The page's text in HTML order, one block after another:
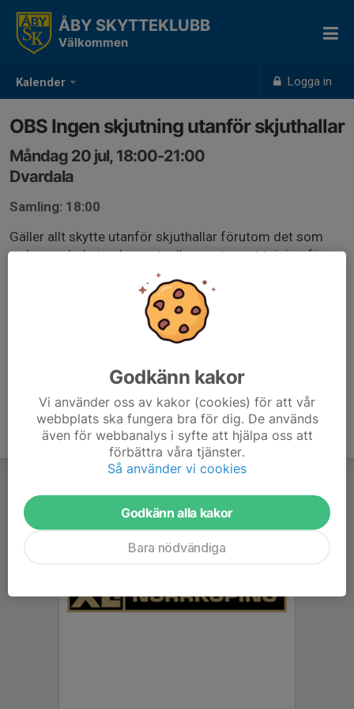
Kalender Logga in
ÅBY SKYTTEKLUBB
Välkommen
OBS Ingen skjutning utanför skjuthallar
Måndag 20 jul, 18:00-21:00
Dvardala
Samling: 18:00
Gäller allt skytte utanför skjuthallar förutom det som
redan var bokat och eventuella event samt träning för
nationella fälttävlingar som är godkänt av banchef.
Godkänn kakor
Vi använder oss av kakor (cookies) för att vår
webbplats ska fungera bra för dig. De används
även för webbanalys i syfte att hjälpa oss att
förbättra våra tjänster.
Så använder vi cookies
Godkänn alla kakor
Bara nödvändiga